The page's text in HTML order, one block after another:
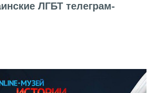
ЛГБТ телеграм-